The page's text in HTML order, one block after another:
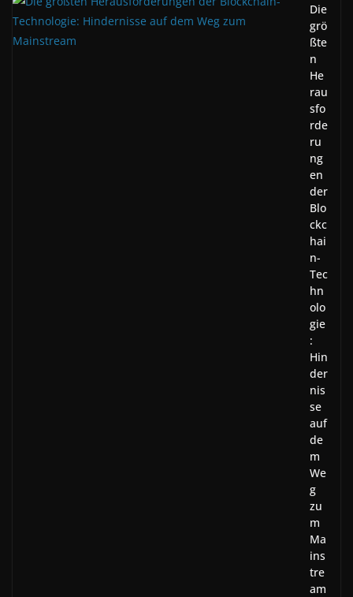
Die
grö
ßte
n
He
rau
sfo
rde
ru
ng
en
der
Blo
ckc
hai
n-
Tec
hn
olo
gie
:
Hin
der
nis
se
auf
de
m
We
g
zu
m
Ma
ins
tre
am